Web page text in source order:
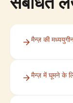
मैन्ज़ की
मैन्ज़ में घूमने के